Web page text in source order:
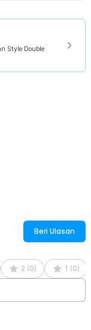
ini:
Style Double
Style Double
Beri Ulasan
2 (0) 1 (0)